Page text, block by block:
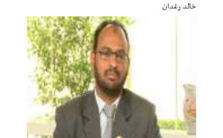
خالد رغدان